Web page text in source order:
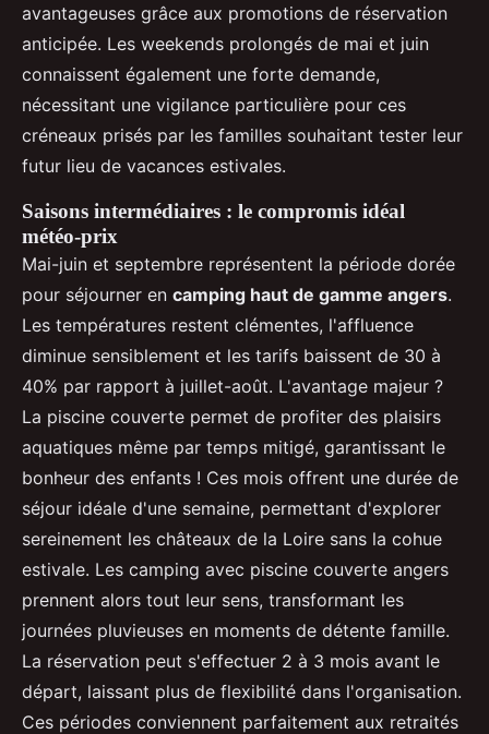
avantageuses grâce aux promotions de réservation
anticipée. Les weekends prolongés de mai et juin
connaissent également une forte demande,
nécessitant une vigilance particulière pour ces
créneaux prisés par les familles souhaitant tester leur
futur lieu de vacances estivales.
Saisons intermédiaires : le compromis idéal
météo-prix
Mai-juin et septembre représentent la période dorée
pour séjourner en camping haut de gamme angers.
Les températures restent clémentes, l'affluence
diminue sensiblement et les tarifs baissent de 30 à
40% par rapport à juillet-août. L'avantage majeur ?
La piscine couverte permet de profiter des plaisirs
aquatiques même par temps mitigé, garantissant le
bonheur des enfants ! Ces mois offrent une durée de
séjour idéale d'une semaine, permettant d'explorer
sereinement les châteaux de la Loire sans la cohue
estivale. Les camping avec piscine couverte angers
prennent alors tout leur sens, transformant les
journées pluvieuses en moments de détente famille.
La réservation peut s'effectuer 2 à 3 mois avant le
départ, laissant plus de flexibilité dans l'organisation.
Ces périodes conviennent parfaitement aux retraités